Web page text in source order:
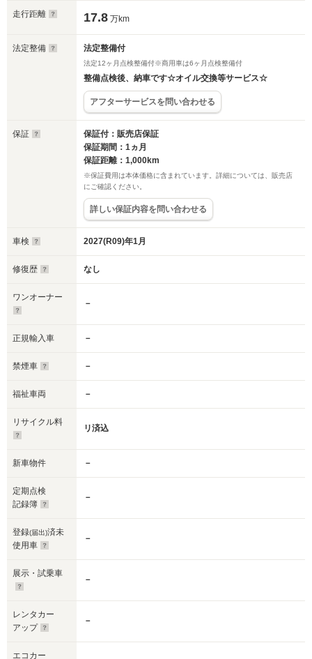
走行距離 17.8 万km
法定整備 法定整備付
法定12ヶ月点検整備付※商用車は6ヶ月点検整備付
整備点検後、納車です☆オイル交換等サービス☆
アフターサービスを問い合わせる
保証
保証付：販売店保証
保証期間：1ヵ月
保証距離：1,000km
※保証費用は本体価格に含まれています。詳細については、販売店
にご確認ください。
詳しい保証内容を問い合わせる
車検 2027(R09)年1月
修復歴 なし
ワンオーナー
－
正規輸入車 －
禁煙車 －
福祉車両 －
リサイクル料
リ済込
新車物件 －
定期点検
記録簿
－
登録(届出)済未
使用車
－
展示・試乗車
－
レンタカー
アップ
－
エコカー